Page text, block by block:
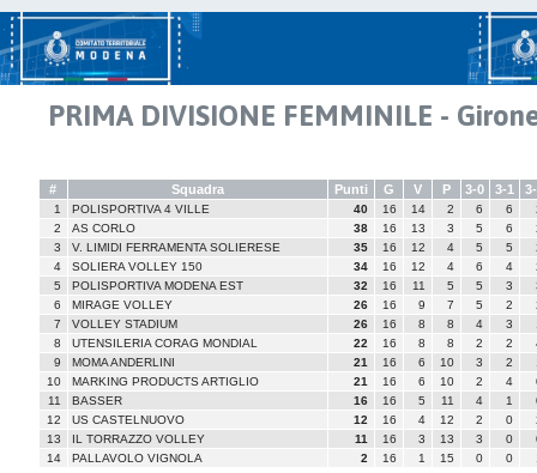
PRIMA DIVISIONE FEMMINILE -
# Squadra Punti G V P 3-0 3-1
1 POLISPORTIVA 4 VILLE 40 16 14 2 6 6
2
AS CORLO 38 16 13 3 5 6
3
V. LIMIDI FERRAMENTA SOLIERESE 35 16 12 4 5 5
4
SOLIERA VOLLEY 150 34 16 12 4 6 4
5
POLISPORTIVA MODENA EST 32 16 11 5 5 3
6
MIRAGE VOLLEY 26 16 9 7 5 2
7
VOLLEY STADIUM 26 16 8 8 4 3
8
UTENSILERIA CORAG MONDIAL 22 16 8 8 2 2
9
MOMA ANDERLINI 21 16 6 10 3 2
10
MARKING PRODUCTS ARTIGLIO 21 16 6 10 2 4
11
BASSER 16 16 5 11 4 1
12
US CASTELNUOVO 12 16 4 12 2 0
13
IL TORRAZZO VOLLEY 11 16 3 13 3 0
14
PALLAVOLO VIGNOLA 2 16 1 15 0 0